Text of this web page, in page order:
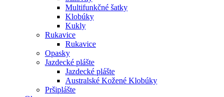
Multifunkčné šatky
Klobúky
Kukly
Rukavice
Rukavice
Opasky
Jazdecké plášte
Jazdecké plášte
Australské Kožené Klobúky
Pršiplášte